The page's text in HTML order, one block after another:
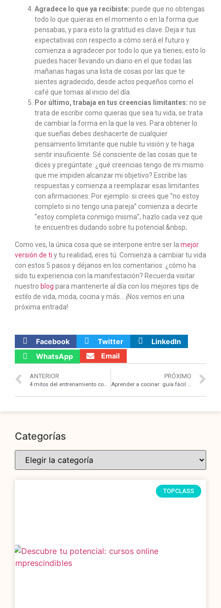
Agradece lo que ya recibiste: puede que no obtengas
todo lo que quieras en el momento o en la forma que
pensabas, y para esto la gratitud es clave. Deja ir tus
expectativas con respecto a cómo será el futuro y
comienza a agradecer por todo lo que ya tienes; esto lo
puedes hacer llevando un diario en el que todas las
mañanas hagas una lista de cosas por las que te
sientes agradecido, desde actos pequeños como el
café que tomas al inicio del día.
Por último, trabaja en tus creencias limitantes: no se
trata de escribir como quieras que sea tu vida, se trata
de cambiar la forma en la que la ves. Para obtener lo
que sueñas debes deshacerte de cualquier
pensamiento limitante que nuble tu visión y te haga
sentir insuficiente. Sé consciente de las cosas que te
dices y pregúntate: ¿qué creencias tengo de mi mismo
que me impiden alcanzar mi objetivo? Escribe las
respuestas y comienza a reemplazar esas limitantes
con afirmaciones. Por ejemplo: si crees que “no estoy
completo si no tengo una pareja” comienza a decirte
“estoy completa conmigo misma”, hazlo cada vez que
te encuentres dudando sobre tu potencial.&nbsp;
Como ves, la única cosa que se interpone entre ser la mejor
versión de ti y tu realidad, eres tú. Comienza a cambiar tu vida
con estos 5 pasos y déjanos en los comentarios: ¿cómo ha
sido tu experiencia con la manifestación? Recuerda visitar
nuestro blog para mantenerte al día con los mejores tips de
estilo de vida, moda, cocina y más… ¡Nos vemos en una
próxima entrada!
Facebook Twitter
LinkedIn
WhatsApp
Email
ANTERIOR
4 mitos del entrenamiento con pesas
PRÓXIMO
Aprender a cocinar: guía fácil para lograrlo con éxito
Categorías
TOPCLASS